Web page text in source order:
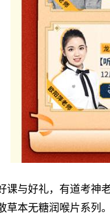
课与好礼，有道考神
本无糖润喉片系列。